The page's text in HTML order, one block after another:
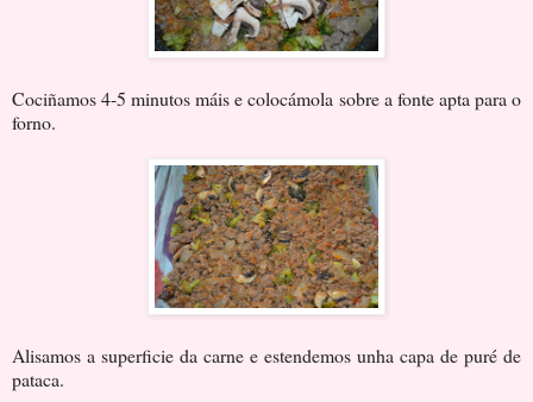
Cociñamos 4-5 minutos máis e colocámola sobre a fonte apta para o
forno.
Alisamos a superficie da carne e estendemos unha capa de puré de
pataca.